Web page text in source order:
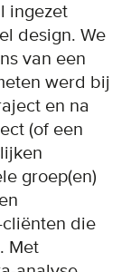
ingezet
design. We
van een
werd bij
en na
(of een
groep(en)
die
Met